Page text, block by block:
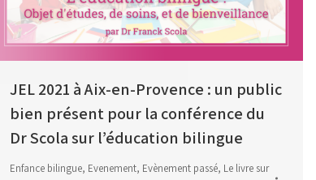
JEL 2021 à Aix-en-Provence : un public
bien présent pour la conférence du
Dr Scola sur l’éducation bilingue
Enfance bilingue, Evenement, Evènement passé, Le livre sur